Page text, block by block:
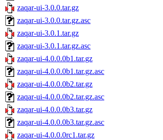
zaqar-ui-3.0.0.tar.gz
zaqar-ui-3.0.0.tar.gz.asc
zaqar-ui-3.0.1.tar.gz
zaqar-ui-3.0.1.tar.gz.asc
zaqar-ui-4.0.0.0b1.tar.gz
zaqar-ui-4.0.0.0b1.tar.gz.asc
zaqar-ui-4.0.0.0b2.tar.gz
zaqar-ui-4.0.0.0b2.tar.gz.asc
zaqar-ui-4.0.0.0b3.tar.gz
zaqar-ui-4.0.0.0b3.tar.gz.asc
zaqar-ui-4.0.0.0rc1.tar.gz